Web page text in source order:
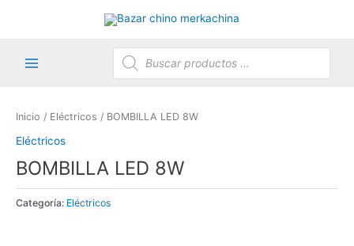
Búsqueda
de
productos
Inicio / Eléctricos / BOMBILLA LED 8W
Eléctricos
BOMBILLA LED 8W
Categoría: Eléctricos